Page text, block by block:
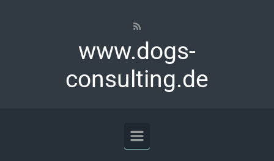
www.dogs-
consulting.de